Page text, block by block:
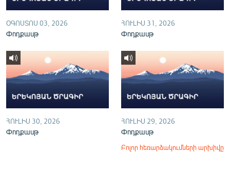
ՕԳՈՍՏՈՍ 03, 2026
Փոդքասթ
ՀՈՒԼԻՍ 31, 2026
Փոդքասթ
ՀՈՒԼԻՍ 30, 2026
Փոդքասթ
ՀՈՒԼԻՍ 29, 2026
Փոդքասթ
Բոլոր հեռարձակումների արխիվը